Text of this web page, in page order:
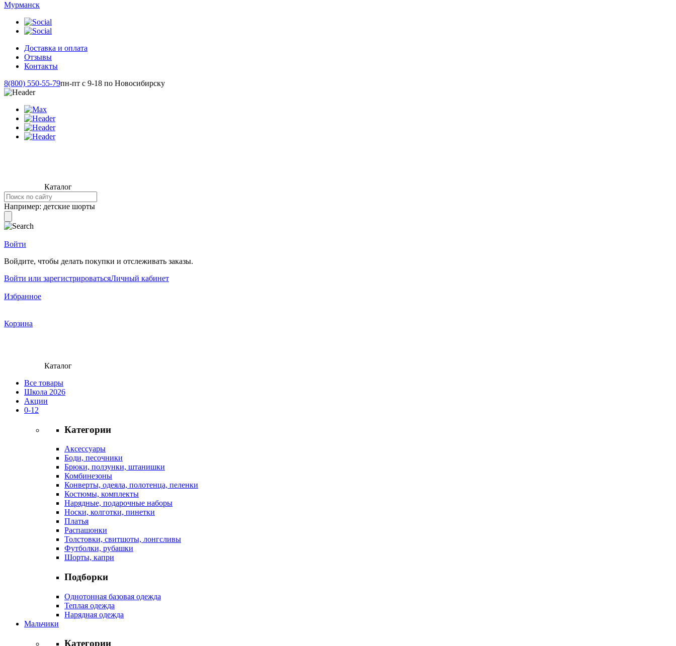
Мурманск
Доставка и оплата
Отзывы
Контакты
8(800) 550-55-79пн-пт с 9-18 по Новосибирску
Каталог
Например: детские шорты
Войти
Войдите, чтобы делать покупки и отслеживать заказы.
Войти или зарегистрироватьсяЛичный кабинет
Избранное
Корзина
Каталог
Все товары
Школа 2026
Акции
0-12
Категории
Аксессуары
Боди, песочники
Брюки, ползунки, штанишки
Комбинезоны
Конверты, одеяла, полотенца, пеленки
Костюмы, комплекты
Нарядные, подарочные наборы
Носки, колготки, пинетки
Платья
Распашонки
Толстовки, свитшоты, лонгсливы
Футболки, рубашки
Шорты, капри
Подборки
Однотонная базовая одежда
Теплая одежда
Нарядная одежда
Мальчики
Категории